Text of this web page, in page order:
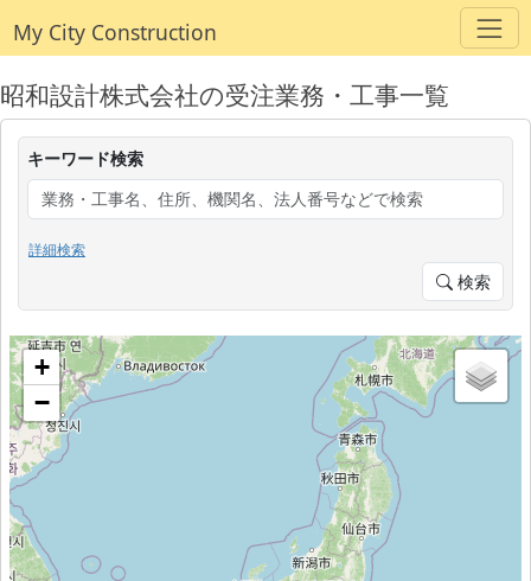
My City Construction
昭和設計株式会社の受注業務・工事一覧
キーワード検索
詳細検索
検索
+
−